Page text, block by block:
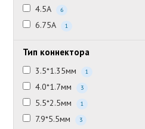
4.5А 6
6.75А 1
Тип коннектора
3.5*1.35мм 1
4.0*1.7мм 3
5.5*2.5мм 1
7.9*5.5мм 3